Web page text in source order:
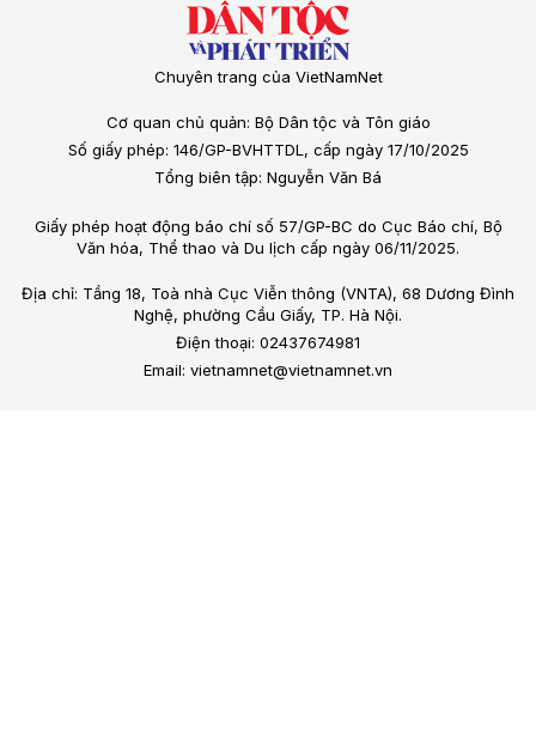
Chuyên trang của VietNamNet
Cơ quan chủ quản: Bộ Dân tộc và Tôn giáo
Số giấy phép: 146/GP-BVHTTDL, cấp ngày 17/10/2025
Tổng biên tập: Nguyễn Văn Bá
Giấy phép hoạt động báo chí số 57/GP-BC do Cục Báo chí, Bộ
Văn hóa, Thể thao và Du lịch cấp ngày 06/11/2025.
Địa chỉ: Tầng 18, Toà nhà Cục Viễn thông (VNTA), 68 Dương Đình
Nghệ, phường Cầu Giấy, TP. Hà Nội.
Điện thoại: 02437674981
Email: vietnamnet@vietnamnet.vn